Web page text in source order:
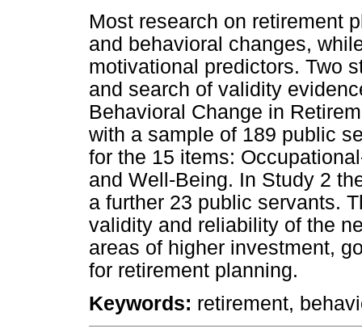
Most research on retirement
and behavioral changes,
motivational predictors. Two
and search of validity
Behavioral Change in
with a sample of 189 public
for the 15 items:
and Well-Being. In Study 2
a further 23 public servants.
validity and reliability of the
areas of higher investment,
for retirement planning.
Keywords: retirement,